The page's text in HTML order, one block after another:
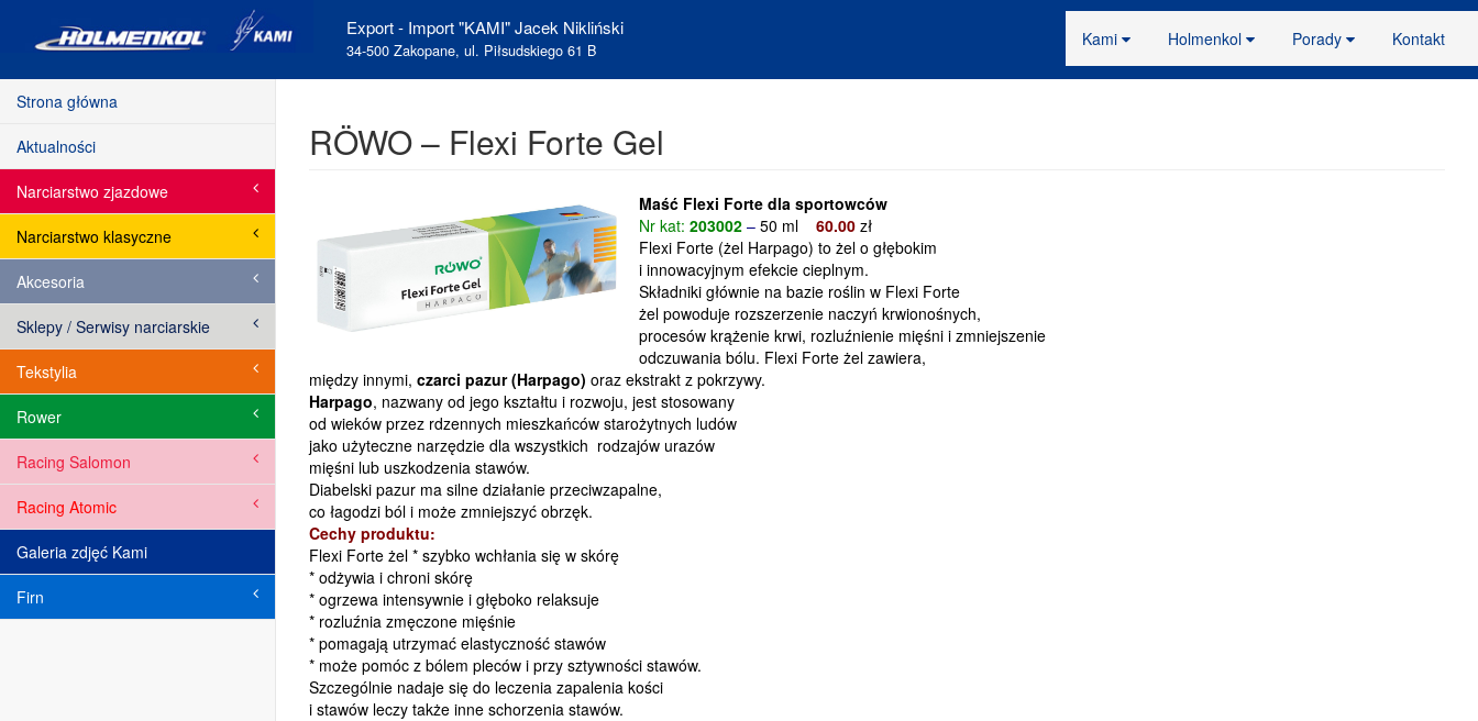
Export - Import "KAMI" Jacek Nikliński
34-500 Zakopane, ul. Piłsudskiego 61 B
Kami Holmenkol Porady Kontakt
Strona główna
Aktualności
Narciarstwo zjazdowe
Narciarstwo klasyczne
Akcesoria
Sklepy / Serwisy narciarskie
Tekstylia
Rower
Racing Salomon
Racing Atomic
Galeria zdjęć Kami
Firn
RÖWO – Flexi Forte Gel
Maść Flexi Forte dla sportowców
Nr kat: 203002 – 50 ml 60.00 zł
Flexi Forte (żel Harpago) to żel o głębokim
i innowacyjnym efekcie cieplnym.
Składniki głównie na bazie roślin w Flexi Forte
żel powoduje rozszerzenie naczyń krwionośnych,
procesów krążenie krwi, rozluźnienie mięśni i zmniejszenie
odczuwania bólu. Flexi Forte żel zawiera,
między innymi, czarci pazur (Harpago) oraz ekstrakt z pokrzywy.
Harpago, nazwany od jego kształtu i rozwoju, jest stosowany
od wieków przez rdzennych mieszkańców starożytnych ludów
jako użyteczne narzędzie dla wszystkich rodzajów urazów
mięśni lub uszkodzenia stawów.
Diabelski pazur ma silne działanie przeciwzapalne,
co łagodzi ból i może zmniejszyć obrzęk.
Cechy produktu:
Flexi Forte żel * szybko wchłania się w skórę
* odżywia i chroni skórę
* ogrzewa intensywnie i głęboko relaksuje
* rozluźnia zmęczone mięśnie
* pomagają utrzymać elastyczność stawów
* może pomóc z bólem pleców i przy sztywności stawów.
Szczególnie nadaje się do leczenia zapalenia kości
i stawów leczy także inne schorzenia stawów.